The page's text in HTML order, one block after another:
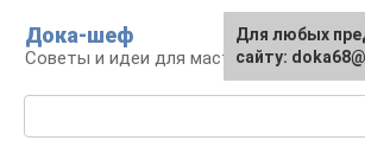
контенту
Дока-шеф
Советы и идеи для мастеров и
Для любых
сайту: